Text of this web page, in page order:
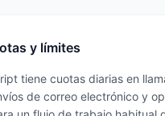
y límites
tiene cuotas diarias en
de correo electrónico y